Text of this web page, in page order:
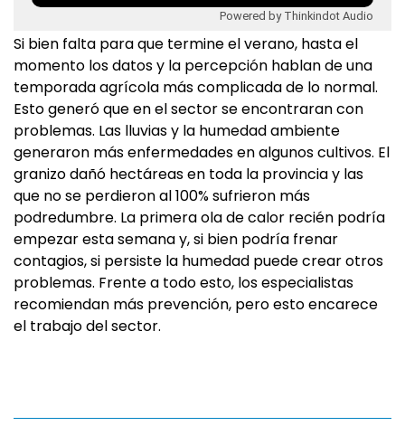
Powered by Thinkindot Audio
Si bien falta para que termine el verano, hasta el
momento los datos y la percepción hablan de una
temporada agrícola más complicada de lo normal.
Esto generó que en el sector se encontraran con
problemas. Las lluvias y la humedad ambiente
generaron más enfermedades en algunos cultivos. El
granizo dañó hectáreas en toda la provincia y las
que no se perdieron al 100% sufrieron más
podredumbre. La primera ola de calor recién podría
empezar esta semana y, si bien podría frenar
contagios, si persiste la humedad puede crear otros
problemas. Frente a todo esto, los especialistas
recomiendan más prevención, pero esto encarece
el trabajo del sector.